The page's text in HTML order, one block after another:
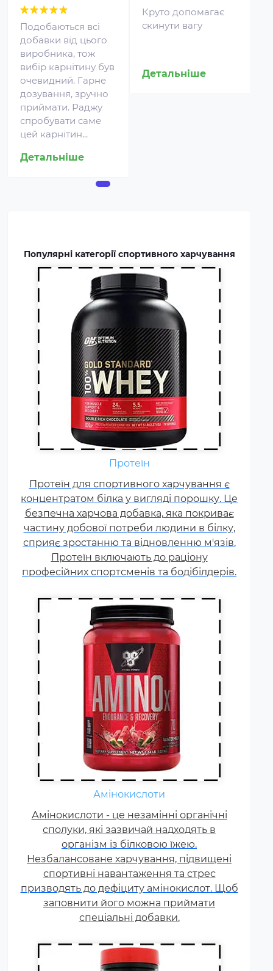
Подобаються всі
добавки від цього
виробника, тож
вибір карнітину був
очевидний. Гарне
дозування, зручно
приймати. Раджу
спробувати саме
цей карнітин...
Детальніше
Круто допомагає
скинути вагу
Детальніше
Популярні категорії спортивного харчування
Протеїн для спортивного
харчування є концентратом
білка у вигляді порошку. Це
покриває частину добової
сприяє зростанню та
бодібілдерів.
Протеїн
Протеїн для спортивного харчування є
концентратом білка у вигляді порошку. Це
безпечна харчова добавка, яка покриває
частину добової потреби людини в білку,
сприяє зростанню та відновленню м'язів.
Протеїн включають до раціону
професійних спортсменів та бодібілдерів.
Амінокислоти - це незамінні
органічні сполуки, які зазвичай
надходять в організм із
Незбалансоване харчування,
підвищені спортивні
навантаження та стрес
призводять до дефіциту
амінокислот. Щоб заповнити
його можна приймати
спеціальні добавки.
Амінокислоти
Амінокислоти - це незамінні органічні
сполуки, які зазвичай надходять в
організм із білковою їжею.
Незбалансоване харчування, підвищені
спортивні навантаження та стрес
призводять до дефіциту амінокислот. Щоб
заповнити його можна приймати
спеціальні добавки.
Жироспалювачі належать до
спортивних харчових добавок,
які сприяють поліпшенню
результатів тренувань і
допомагають позбавлятися від
зайвого жиру, використовуючи
його в якості додаткового
джерела енергії.